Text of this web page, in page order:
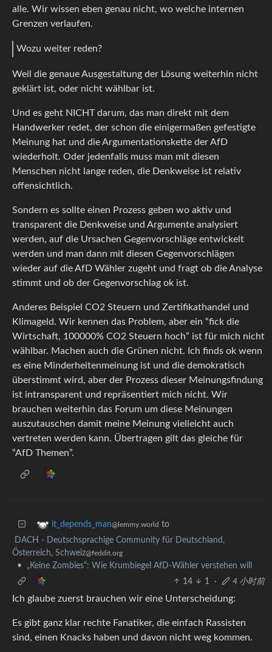
alle. Wir wissen eben genau nicht, wo welche internen
Grenzen verlaufen.
Wozu weiter reden?
Weil die genaue Ausgestaltung der Lösung weiterhin nicht
geklärt ist, oder nicht wählbar ist.
Und es geht NICHT darum, das man direkt mit dem
Handwerker redet, der schon die einigermaßen gefestigte
Meinung hat und die Argumentationskette der AfD
wiederholt. Oder jedenfalls muss man mit diesen
Menschen nicht lange reden, die Denkweise ist relativ
offensichtlich.
Sondern es sollte einen Prozess geben wo aktiv und
transparent die Denkweise und Argumente analysiert
werden, auf die Ursachen Gegenvorschläge entwickelt
werden und man dann mit diesen Gegenvorschlägen
wieder auf die AfD Wähler zugeht und fragt ob die Analyse
stimmt und ob der Gegenvorschlag ok ist.
Anderes Beispiel CO2 Steuern und Zertifikathandel und
Klimageld. Wir kennen das Problem, aber ein “fick die
Wirtschaft, 100000% CO2 Steuern hoch” ist für mich nicht
wählbar. Machen auch die Grünen nicht. Ich finds ok wenn
es eine Minderheitenmeinung ist und die demokratisch
überstimmt wird, aber der Prozess dieser Meinungsfindung
ist intransparent und repräsentiert mich nicht. Wir
brauchen weiterhin das Forum um diese Meinungen
auszutauschen damit meine Meinung vielleicht auch
vertreten werden kann. Übertragen gilt das gleiche für
“AfD Themen”.
it_depends_man@lemmy.world to
DACH - Deutschsprachige Community für Deutschland,
Österreich, Schweiz@feddit.org
•
„Keine Zombies“: Wie Krumbiegel AfD-Wähler verstehen will
14
1 · 4 小时前
Ich glaube zuerst brauchen wir eine Unterscheidung:
Es gibt ganz klar rechte Fanatiker, die einfach Rassisten
sind, einen Knacks haben und davon nicht weg kommen.